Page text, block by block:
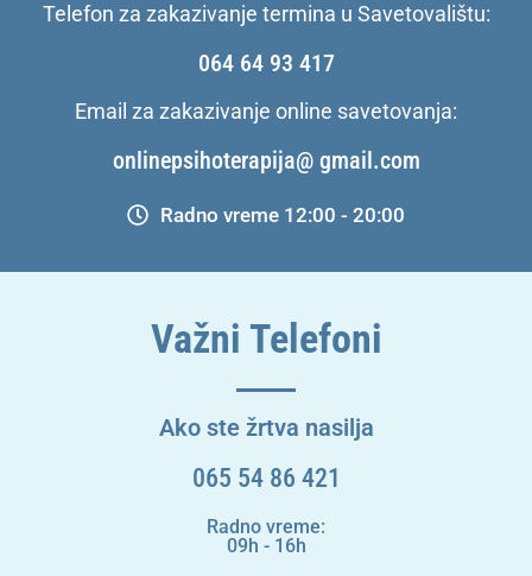
Telefon za zakazivanje termina u Savetovalištu:
064 64 93 417
Email za zakazivanje online savetovanja:
onlinepsihoterapija@ gmail.com
Radno vreme 12:00 - 20:00
Važni Telefoni
Ako ste žrtva nasilja
065 54 86 421
Radno vreme:
09h - 16h